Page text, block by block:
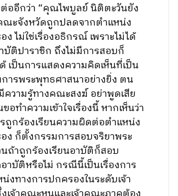
ออีกว่า “คุณไพบูลย์ นิติตะวันยัง
ณะจังหวัดถูกปลดจากตำแหน่ง
ไม่ใช่เรื่องอธิกรณ์ เพราะไม่ได้
บัติปาราชิก ถึงไม่มีการสอบก็
เป็นการแสดงความคิดเห็นที่เป็น
ารพระพุทธศาสนาอย่างยิ่ง ตน
ความรู้ทางคณะสงฆ์ อย่าพูดเสีย
อทำความเข้าใจเรื่องนี้ หากเห็นว่า
ถูกร้องเรียนความผิดต่อตำแหน่ง
ง ก็ตั้งกรรมการสอบจริยาพระ
ถ้าถูกร้องเรียนอาบัติก็สอบ
าบัติหรือไม่ กรณีนี้เป็นเรื่องการ
งทางการปกครองในระดับเจ้า